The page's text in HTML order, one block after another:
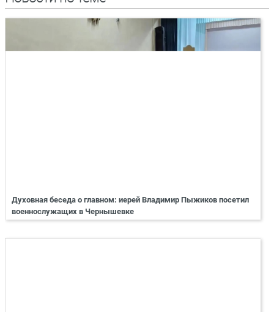
Духовная беседа о главном: иерей Владимир Пыжиков посетил
военнослужащих в Чернышевке